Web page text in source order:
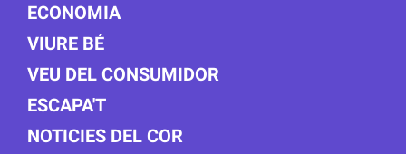
ECONOMIA
VIURE BÉ
VEU DEL CONSUMIDOR
ESCAPA'T
NOTICIES DEL COR